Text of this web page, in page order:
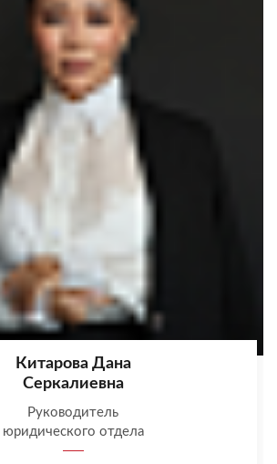
Китарова Дана
Серкалиевна
Руководитель
юридического отдела